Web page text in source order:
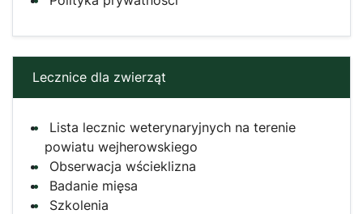
Lecznice dla zwierząt
Lista lecznic weterynaryjnych na terenie
powiatu wejherowskiego
Obserwacja wścieklizna
Badanie mięsa
Szkolenia